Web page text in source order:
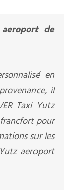
de
en
il
Taxi Yutz
pour
sur les
aeroport